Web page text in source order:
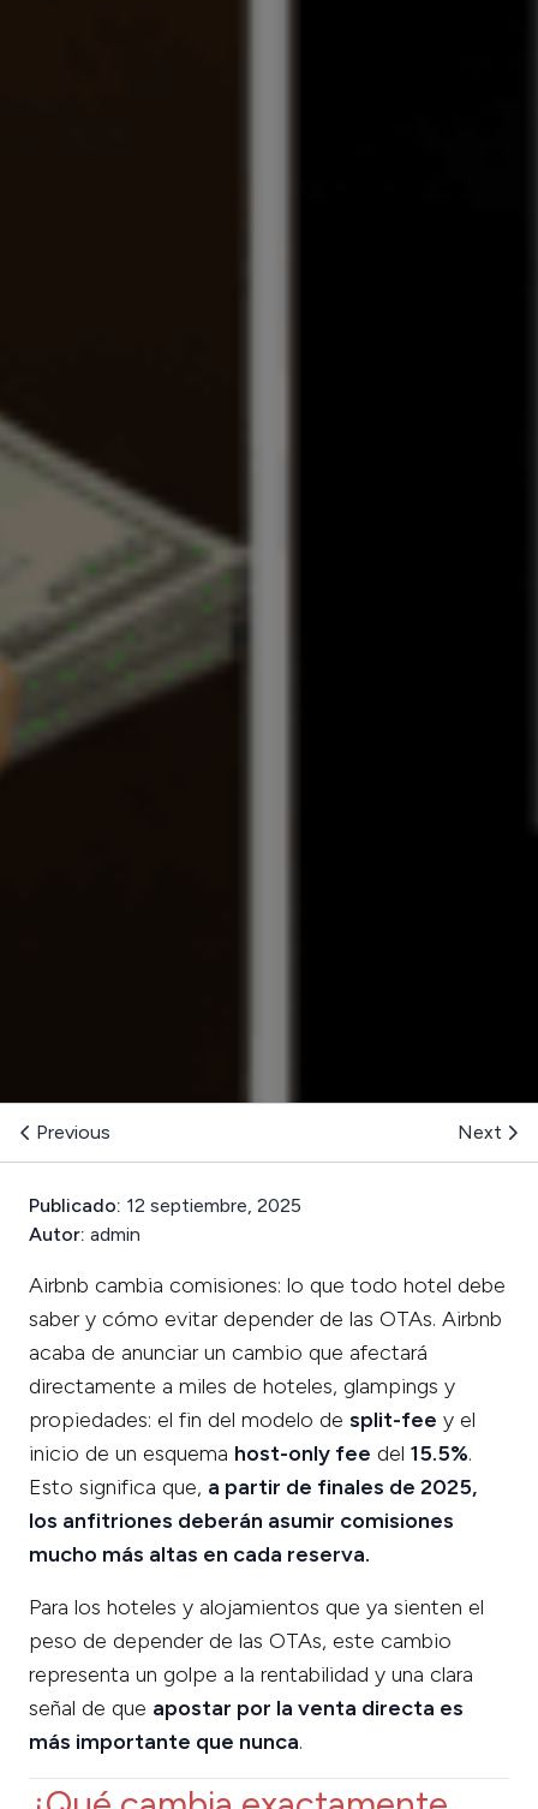
Previous Next
Publicado: 12 septiembre, 2025
Autor: admin
Airbnb cambia comisiones: lo que todo hotel debe
saber y cómo evitar depender de las OTAs. Airbnb
acaba de anunciar un cambio que afectará
directamente a miles de hoteles, glampings y
propiedades: el fin del modelo de split-fee y el
inicio de un esquema host-only fee del 15.5%.
Esto significa que, a partir de finales de 2025,
los anfitriones deberán asumir comisiones
mucho más altas en cada reserva.
Para los hoteles y alojamientos que ya sienten el
peso de depender de las OTAs, este cambio
representa un golpe a la rentabilidad y una clara
señal de que apostar por la venta directa es
más importante que nunca.